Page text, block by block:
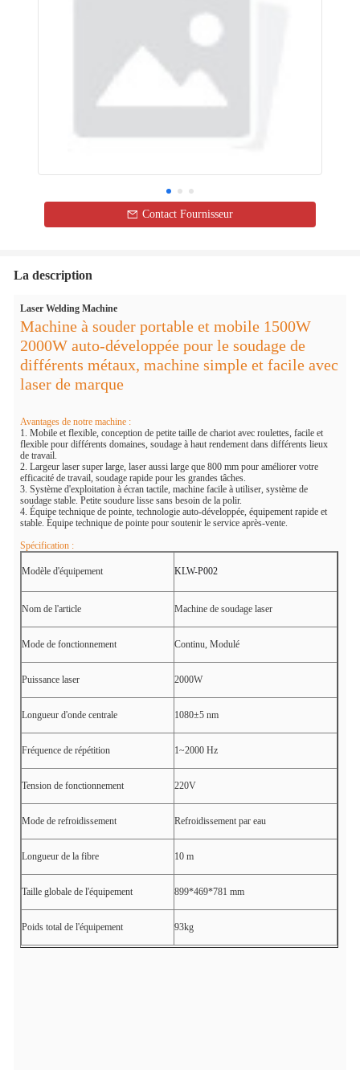
Contact Fournisseur
La description
Laser Welding Machine
Machine à souder portable et mobile 1500W
2000W auto-développée pour le soudage de
différents métaux, machine simple et facile avec
laser de marque
Avantages de notre machine :
1. Mobile et flexible, conception de petite taille de chariot avec roulettes, facile et
flexible pour différents domaines, soudage à haut rendement dans différents lieux
de travail.
2. Largeur laser super large, laser aussi large que 800 mm pour améliorer votre
efficacité de travail, soudage rapide pour les grandes tâches.
3. Système d'exploitation à écran tactile, machine facile à utiliser, système de
soudage stable. Petite soudure lisse sans besoin de la polir.
4. Équipe technique de pointe, technologie auto-développée, équipement rapide et
stable. Équipe technique de pointe pour soutenir le service après-vente.
Spécification :
Modèle d'équipement KLW-P002
Nom de l'article Machine de soudage laser
Mode de fonctionnement Continu, Modulé
Puissance laser 2000W
Longueur d'onde centrale 1080±5 nm
Fréquence de répétition 1~2000 Hz
Tension de fonctionnement 220V
Mode de refroidissement Refroidissement par eau
Longueur de la fibre 10 m
Taille globale de l'équipement 899*469*781 mm
Poids total de l'équipement 93kg